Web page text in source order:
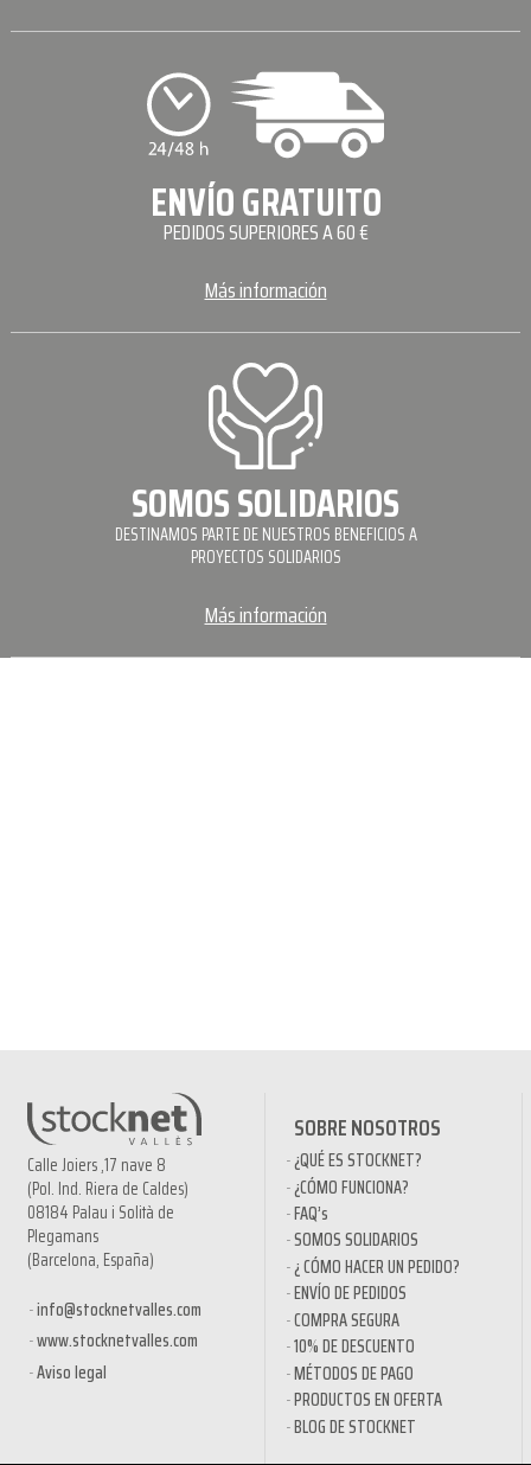
ENVÍO GRATUITO
PEDIDOS SUPERIORES A 60 €
Más información
SOMOS SOLIDARIOS
DESTINAMOS PARTE DE NUESTROS BENEFICIOS A
PROYECTOS SOLIDARIOS
Más información
Calle Joiers ,17 nave 8
(Pol. Ind. Riera de Caldes)
08184 Palau i Solità de
Plegamans
(Barcelona, España)
info@stocknetvalles.com
www.stocknetvalles.com
Aviso legal
SOBRE NOSOTROS
¿QUÉ ES STOCKNET?
¿CÓMO FUNCIONA?
FAQ’s
SOMOS SOLIDARIOS
¿ CÓMO HACER UN PEDIDO?
ENVÍO DE PEDIDOS
COMPRA SEGURA
10% DE DESCUENTO
MÉTODOS DE PAGO
PRODUCTOS EN OFERTA
BLOG DE STOCKNET